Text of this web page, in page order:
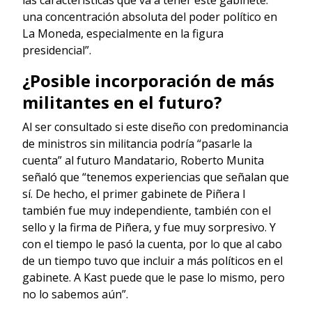
una concentración absoluta del poder político en
La Moneda, especialmente en la figura
presidencial”.
¿Posible incorporación de más
militantes en el futuro?
Al ser consultado si este diseño con predominancia
de ministros sin militancia podría “pasarle la
cuenta” al futuro Mandatario, Roberto Munita
señaló que “tenemos experiencias que señalan que
sí. De hecho, el primer gabinete de Piñera I
también fue muy independiente, también con el
sello y la firma de Piñera, y fue muy sorpresivo. Y
con el tiempo le pasó la cuenta, por lo que al cabo
de un tiempo tuvo que incluir a más políticos en el
gabinete. A Kast puede que le pase lo mismo, pero
no lo sabemos aún”.